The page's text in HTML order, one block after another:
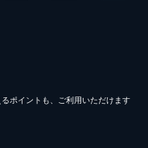
ポイントも、ご利⽤いただけます